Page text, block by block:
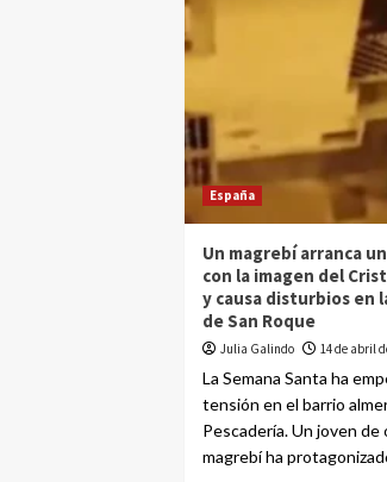
España
Un magrebí arranca
con la imagen del
y causa disturbios en
de San Roque
Julia Galindo 14 de abril
La Semana Santa ha
tensión en el barrio
Pescadería. Un joven de
magrebí ha